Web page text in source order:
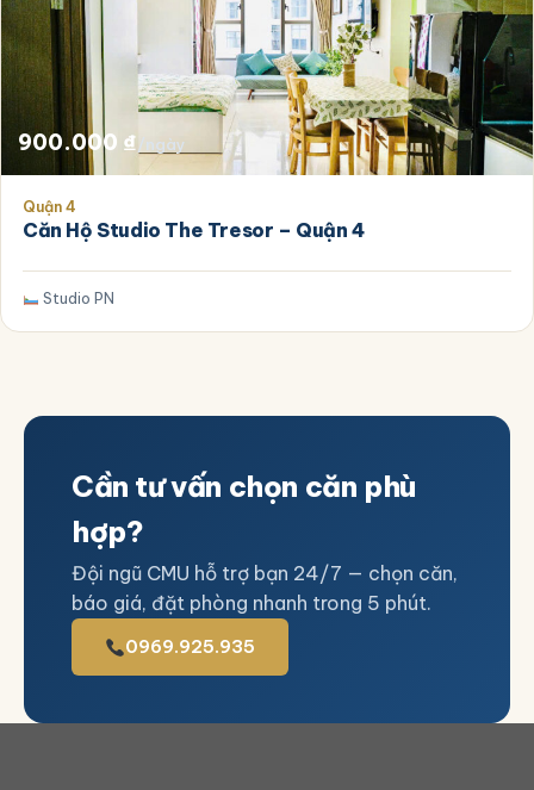
900.000 ₫/ngày
Quận 4
Căn Hộ Studio The Tresor – Quận 4
Studio PN
Cần tư vấn chọn căn phù
hợp?
Đội ngũ CMU hỗ trợ bạn 24/7 — chọn căn,
báo giá, đặt phòng nhanh trong 5 phút.
0969.925.935